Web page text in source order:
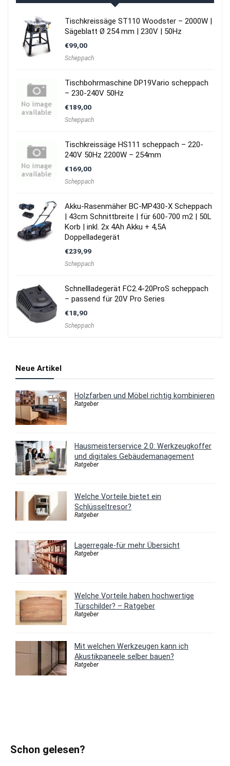
Tischkreissäge ST110 Woodster – 2000W |
Sägeblatt Ø 254 mm | 230V | 50Hz
€99,00
Scheppach
Tischbohrmaschine DP19Vario scheppach
– 230-240V 50Hz
€189,00
Scheppach
Tischkreissäge HS111 scheppach – 220-
240V 50Hz 2200W – 254mm
€169,00
Scheppach
Akku-Rasenmäher BC-MP430-X Scheppach
| 43cm Schnittbreite | für 600-700 m2 | 50L
Korb | inkl. 2x 4Ah Akku + 4,5A
Doppelladegerät
€239,99
Scheppach
Schnellladegerät FC2.4-20ProS scheppach
– passend für 20V Pro Series
€18,90
Scheppach
Neue Artikel
Holzfarben und Möbel richtig kombinieren
Ratgeber
Hausmeisterservice 2.0: Werkzeugkoffer
und digitales Gebäudemanagement
Ratgeber
Welche Vorteile bietet ein
Schlüsseltresor?
Ratgeber
Lagerregale-für mehr Übersicht
Ratgeber
Welche Vorteile haben hochwertige
Türschilder? – Ratgeber
Ratgeber
Mit welchen Werkzeugen kann ich
Akustikpaneele selber bauen?
Ratgeber
Schon gelesen?